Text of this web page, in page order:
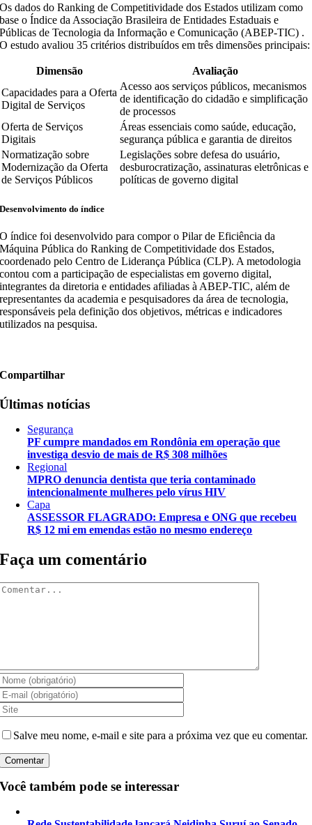
Os dados do Ranking de Competitividade dos Estados utilizam como
base o Índice da Associação Brasileira de Entidades Estaduais e
Públicas de Tecnologia da Informação e Comunicação (ABEP-TIC) .
O estudo avaliou 35 critérios distribuídos em três dimensões principais:
Dimensão
Avaliação
Capacidades para a Oferta
Digital de Serviços
Acesso aos serviços públicos, mecanismos
de identificação do cidadão e simplificação
de processos
Oferta de Serviços
Digitais
Áreas essenciais como saúde, educação,
segurança pública e garantia de direitos
Normatização sobre
Modernização da Oferta
de Serviços Públicos
Legislações sobre defesa do usuário,
desburocratização, assinaturas eletrônicas e
políticas de governo digital
Desenvolvimento do índice
O índice foi desenvolvido para compor o Pilar de Eficiência da
Máquina Pública do Ranking de Competitividade dos Estados,
coordenado pelo Centro de Liderança Pública (CLP). A metodologia
contou com a participação de especialistas em governo digital,
integrantes da diretoria e entidades afiliadas à ABEP-TIC, além de
representantes da academia e pesquisadores da área de tecnologia,
responsáveis pela definição dos objetivos, métricas e indicadores
utilizados na pesquisa.
Compartilhar
Últimas notícias
Segurança
PF cumpre mandados em Rondônia em operação que
investiga desvio de mais de R$ 308 milhões
Regional
MPRO denuncia dentista que teria contaminado
intencionalmente mulheres pelo vírus HIV
Capa
ASSESSOR FLAGRADO: Empresa e ONG que recebeu
R$ 12 mi em emendas estão no mesmo endereço
Faça um comentário
Salve meu nome, e-mail e site para a próxima vez que eu comentar.
Você também pode se interessar